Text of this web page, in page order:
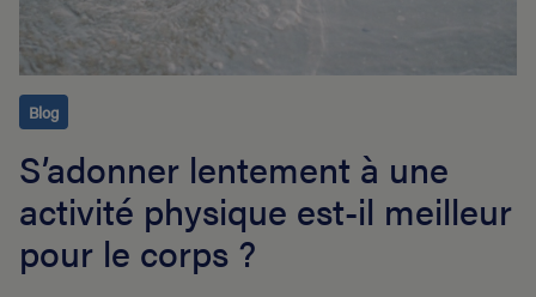
Blog
S’adonner lentement à une
activité physique est-il meilleur
pour le corps ?